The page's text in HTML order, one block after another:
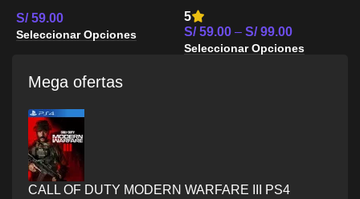
TRILOGY MAS CTR
NITRO FUELED PS5
S/59.00
Seleccionar Opciones
5
S/59.00 – S/99.00
Seleccionar Opciones
Mega ofertas
CALL OF DUTY MODERN WARFARE III PS4